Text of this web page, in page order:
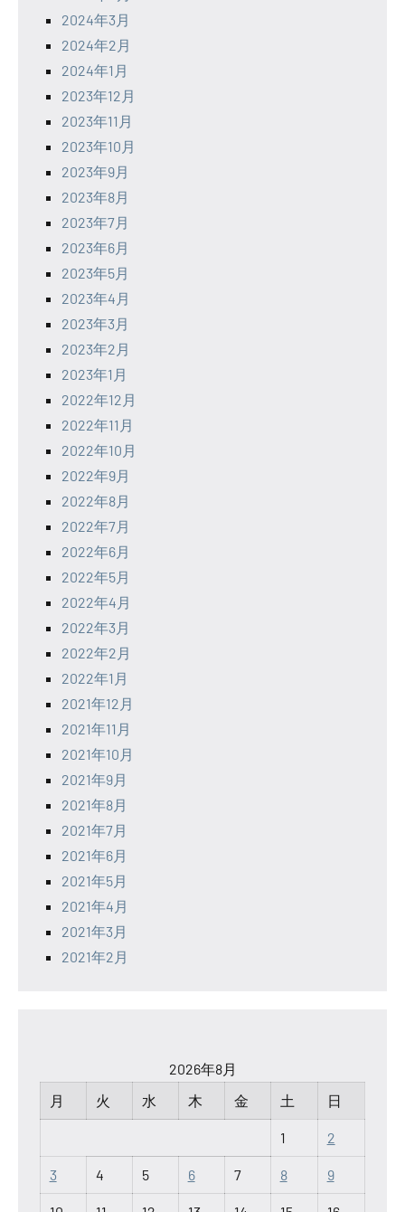
2024年3月
2024年2月
2024年1月
2023年12月
2023年11月
2023年10月
2023年9月
2023年8月
2023年7月
2023年6月
2023年5月
2023年4月
2023年3月
2023年2月
2023年1月
2022年12月
2022年11月
2022年10月
2022年9月
2022年8月
2022年7月
2022年6月
2022年5月
2022年4月
2022年3月
2022年2月
2022年1月
2021年12月
2021年11月
2021年10月
2021年9月
2021年8月
2021年7月
2021年6月
2021年5月
2021年4月
2021年3月
2021年2月
2026年8月
月
火 水 木 金 土 日
1 2
3 4 5 6 7 8 9